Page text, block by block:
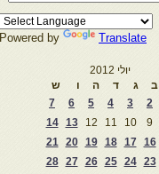
Powered by Translate
יולי 2012
ב ג ד ה ו
ש
2
3
4
5
6
7
9
10
11
12
13
14
16
17
18
19
20
21
23
24
25
26
27
28